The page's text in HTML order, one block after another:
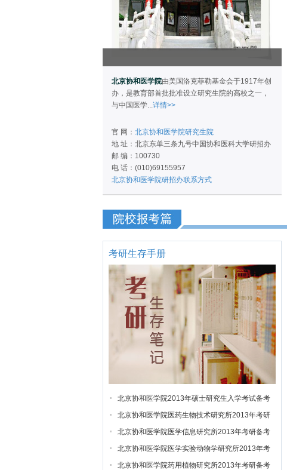
北京协和医学院由美国洛克菲勒基金会于1917年创
办，是教育部首批批准设立研究生院的高校之一，
与中国医学...详情>>
官 网： 北京协和医学院研究生院
地 址：北京东单三条九号中国协和医科大学研招办
邮 编：100730
电 话：(010)69155957
北京协和医学院研招办联系方式
考研生存手册
北京协和医学院2013年硕士研究生入学考试备考
手册
北京协和医学院医药生物技术研究所2013年考研
备考手册
北京协和医学院医学信息研究所2013年考研备考
手册
北京协和医学院医学实验动物学研究所2013年考
研备考手册
北京协和医学院药用植物研究所2013年考研备考